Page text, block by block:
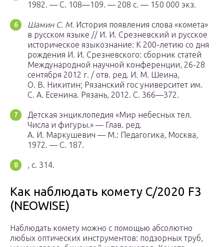
1982. — С. 108—109. — 208 с. — 150 000 экз.
Шамин С. М. История появления слова «комета»
в русском языке // И. И. Срезневский и русское
историческое языкознание: К 200-летию со дня
рождения И. И. Срезневского: сборник статей
Международной научной конференции, 26-28
сентября 2012 г. / отв. ред. И. М. Шеина,
О. В. Никитин; Рязанский гос университет им.
С. А. Есенина. Рязань, 2012. С. 366—372.
Детская энциклопедия «Мир небесных тел.
Числа и фигуры.» — Глав. ред.
А. И. Маркушевич — М.: Педагогика, Москва,
1972. — С. 187.
, с. 314.
Как наблюдать комету C/2020 F3
(NEOWISE)
Наблюдать комету можно с помощью абсолютно
любых оптических инструментов: подзорных труб,